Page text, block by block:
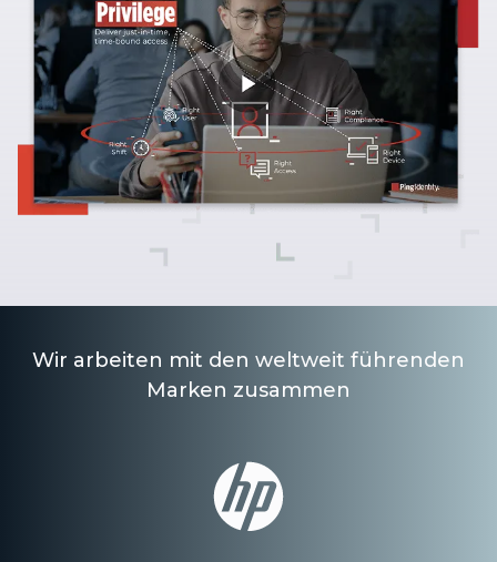
Wir arbeiten mit den weltweit führenden
Marken zusammen